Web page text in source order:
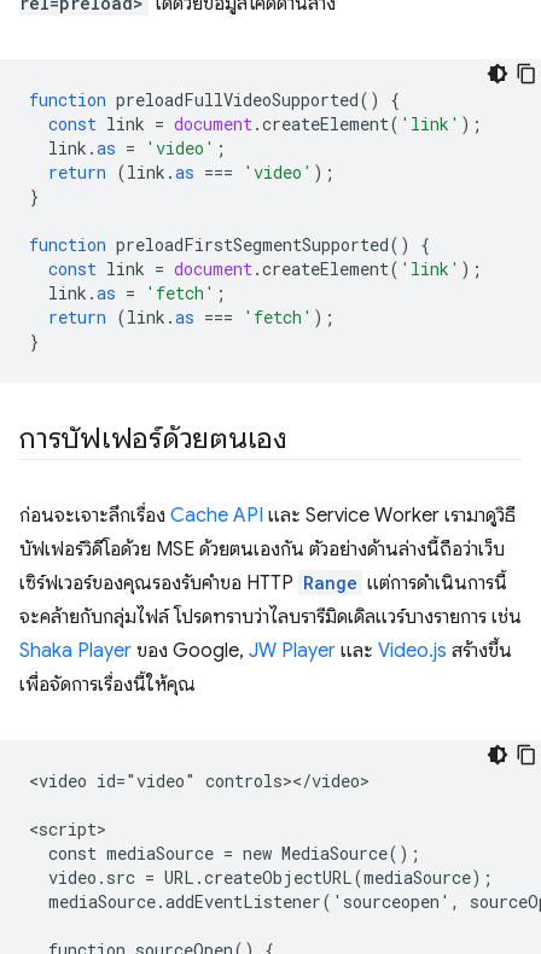
function preloadFullVideoSupported()
{
const link = document.createElement( 'link' );
link .as = 'video' ;
return (link .as === 'video' );
}
function preloadFirstSegmentSupported()
{
const link = document.createElement( 'link' );
link .as = 'fetch' ;
return (link .as === 'fetch' );
}
การบัฟเฟอร์ด้วยตนเอง
ก่อนจะเจาะลึกเรื่อง Cache API และ Service Worker เรามาดูวิธี
บัฟเฟอร์วิดีโอด้วย MSE ด้วยตนเองกัน ตัวอย่างด้านล่างนี้ถือว่าเว็บ
เซิร์ฟเวอร์ของคุณรองรับคำขอ HTTP Range แต่การดำเนินการนี้
จะคล้ายกับกลุ่มไฟล์ โปรดทราบว่าไลบรารีมิดเดิลแวร์บางรายการ เช่น
Shaka Player ของ Google, JW Player และ Video.js สร้างขึ้น
เพื่อจัดการเรื่องนี้ให้คุณ
<video id="video" controls></video>
<script>
  const mediaSource = new MediaSource();
  video.src = URL.createObjectURL(mediaSource);
mediaSource.addEventListener('sourceopen',